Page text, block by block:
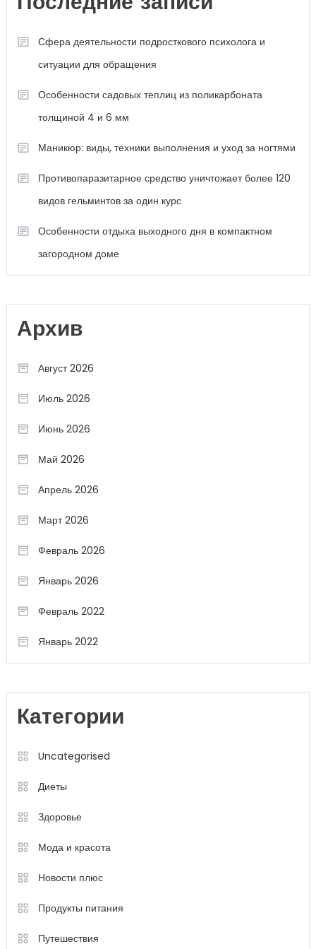
Сфера деятельности подросткового психолога и
ситуации для обращения
Особенности садовых теплиц из поликарбоната
толщиной 4 и 6 мм
Маникюр: виды, техники выполнения и уход за ногтями
Противопаразитарное средство уничтожает более 120
видов гельминтов за один курс
Особенности отдыха выходного дня в компактном
загородном доме
Архив
Август 2026
Июль 2026
Июнь 2026
Май 2026
Апрель 2026
Март 2026
Февраль 2026
Январь 2026
Февраль 2022
Январь 2022
Категории
Uncategorised
Диеты
Здоровье
Мода и красота
Новости плюс
Продукты питания
Путешествия